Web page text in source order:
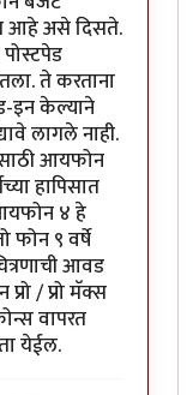
आहे असे दिसते.
पोस्टपेड
ते करताना
इन केल्याने
लागले नाही.
आयफोन
हापिसात
४ हे
फोन ९ वर्षे
आवड
/ प्रो मॅक्स
वापरत
येईल.